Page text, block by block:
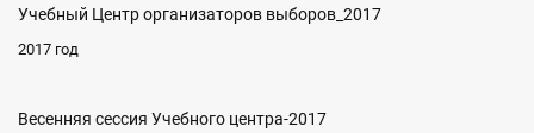
Учебный Центр организаторов выборов_2017
2017 год
Весенняя сессия Учебного центра-2017